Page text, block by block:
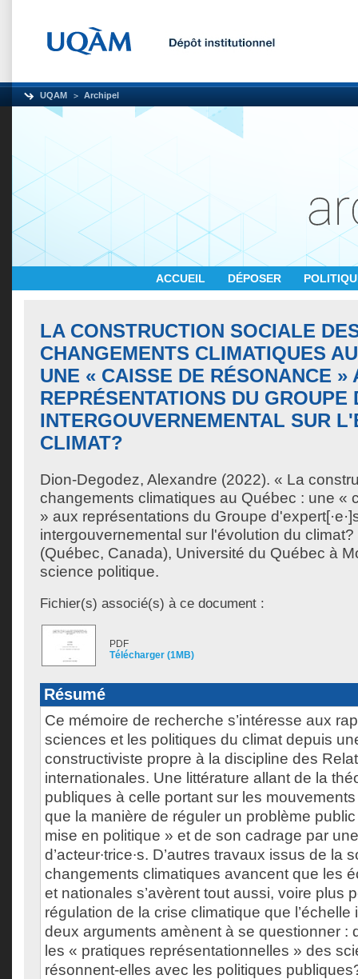
UQAM Archipel
ACCUEIL DÉPOSER
LA CONSTRUCTION SOCIALE
CHANGEMENTS CLIMATIQUES
UNE « CAISSE DE RÉSONANCE »
REPRÉSENTATIONS DU GROUPE
INTERGOUVERNEMENTAL SUR
CLIMAT?
Dion-Degodez, Alexandre (2022). « La
changements climatiques au Québec : une «
» aux représentations du Groupe
intergouvernemental sur l'évolution du
(Québec, Canada), Université du Québec à
science politique.
Fichier(s) associé(s) à ce document :
PDF
Télécharger (1MB)
Résumé
Ce mémoire de recherche s’intéresse aux
sciences et les politiques du climat depuis
constructiviste propre à la discipline des
internationales. Une littérature allant de la
publiques à celle portant sur les
que la manière de réguler un problème
mise en politique » et de son cadrage par
d’acteur∙trice∙s. D’autres travaux issus de la
changements climatiques avancent que les
et nationales s’avèrent tout aussi, voire plus
régulation de la crise climatique que
deux arguments amènent à se questionner :
les « pratiques représentationnelles » des
résonnent-elles avec les politiques